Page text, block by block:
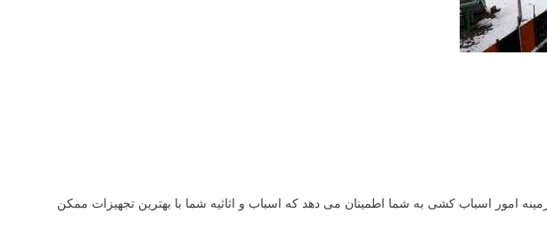
امور اسباب کشی به شما اطمینان می دهد که اسباب و اثاثیه شما با بهترین تجهیزات ممکن